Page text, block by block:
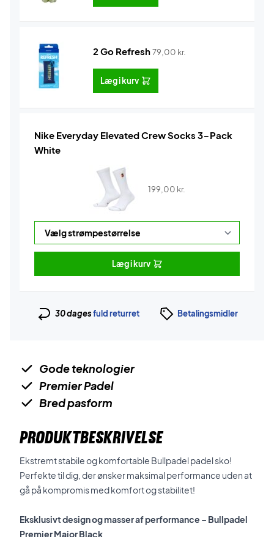
2 Go Refresh79,00 kr.
Læg i kurv
Nike Everyday Elevated Crew Socks 3-Pack
White
199,00 kr.
Læg i kurv
30 dagesfuld returret Betalingsmidler
Gode teknologier
Premier Padel
Bred pasform
PRODUKTBESKRIVELSE
Ekstremt stabile og komfortable Bullpadel padel sko!
Perfekte til dig, der ønsker maksimal performance uden at
gå på kompromis med komfort og stabilitet!
Eksklusivt design og masser af performance – Bullpadel
Premier Major Black